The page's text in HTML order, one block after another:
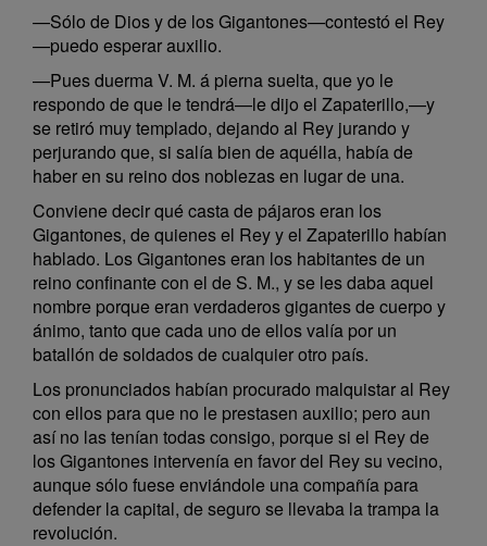
—Sólo de Dios y de los Gigantones—contestó el Rey
—puedo esperar auxilio.
—Pues duerma V. M. á pierna suelta, que yo le
respondo de que le tendrá—le dijo el Zapaterillo,—y
se retiró muy templado, dejando al Rey jurando y
perjurando que, si salía bien de aquélla, había de
haber en su reino dos noblezas en lugar de una.
Conviene decir qué casta de pájaros eran los
Gigantones, de quienes el Rey y el Zapaterillo habían
hablado. Los Gigantones eran los habitantes de un
reino confinante con el de S. M., y se les daba aquel
nombre porque eran verdaderos gigantes de cuerpo y
ánimo, tanto que cada uno de ellos valía por un
batallón de soldados de cualquier otro país.
Los pronunciados habían procurado malquistar al Rey
con ellos para que no le prestasen auxilio; pero aun
así no las tenían todas consigo, porque si el Rey de
los Gigantones intervenía en favor del Rey su vecino,
aunque sólo fuese enviándole una compañía para
defender la capital, de seguro se llevaba la trampa la
revolución.